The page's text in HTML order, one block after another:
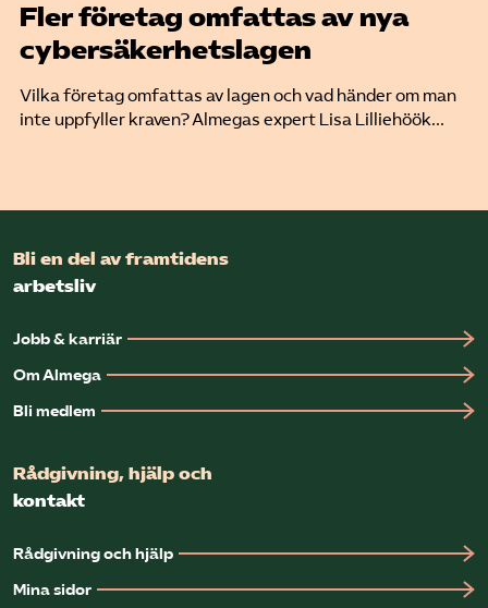
Fler företag omfattas av nya
cybersäkerhetslagen
Vilka företag omfattas av lagen och vad händer om man
inte uppfyller kraven? Almegas expert Lisa Lilliehöök...
Bli en del av framtidens
arbetsliv
Jobb & karriär
Om Almega
Bli medlem
Rådgivning, hjälp och
kontakt
Rådgivning och hjälp
Mina sidor